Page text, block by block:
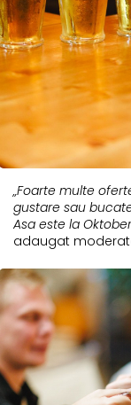
„Foarte multe
gustare sau
Asa este la
adaugat